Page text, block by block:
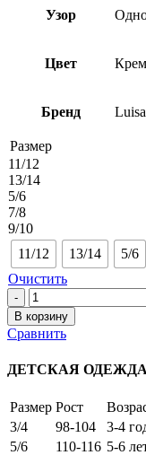
Узор
Цвет
Бренд
Размер
11/12
13/14
5/6
7/8
9/10
11/12
13/14 5/6
Очистить
Количество
товара
Махровый
Халат
CREAM
В корзину
Сравнить
ДЕТСКАЯ ОДЕЖДА
Размер Рост
3/4
98-104
3-4
5/6
110-116 5-6